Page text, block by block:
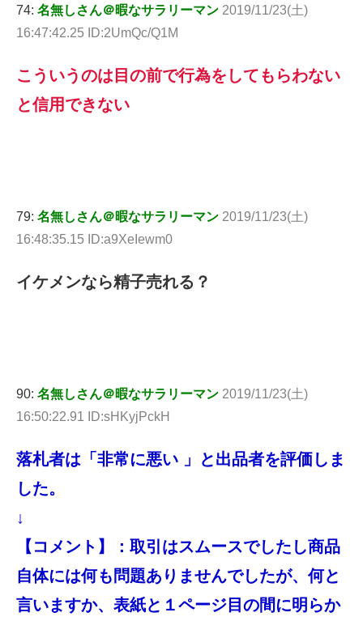
74: 名無しさん＠暇なサラリーマン 2019/11/23(土)
16:47:42.25 ID:2UmQc/Q1M
こういうのは目の前で行為をしてもらわない
と信用できない
79: 名無しさん＠暇なサラリーマン 2019/11/23(土)
16:48:35.15 ID:a9XeIewm0
イケメンなら精子売れる？
90: 名無しさん＠暇なサラリーマン 2019/11/23(土)
16:50:22.91 ID:sHKyjPckH
落札者は「非常に悪い 」と出品者を評価しま
した。
↓
【コメント】：取引はスムースでしたし商品
自体には何も問題ありませんでしたが、何と
言いますか、表紙と１ページ目の間に明らか